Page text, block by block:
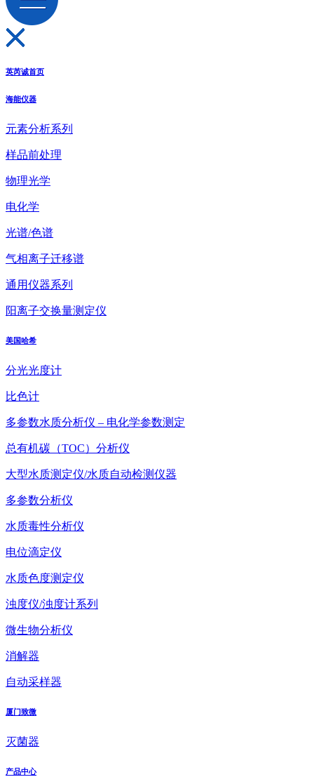
英芮诚首页
海能仪器
元素分析系列
样品前处理
物理光学
电化学
光谱/色谱
气相离子迁移谱
通用仪器系列
阳离子交换量测定仪
美国哈希
分光光度计
比色计
多参数水质分析仪 – 电化学参数测定
总有机碳（TOC）分析仪
大型水质测定仪/水质自动检测仪器
多参数分析仪
水质毒性分析仪
电位滴定仪
水质色度测定仪
浊度仪/浊度计系列
微生物分析仪
消解器
自动采样器
厦门致微
灭菌器
产品中心